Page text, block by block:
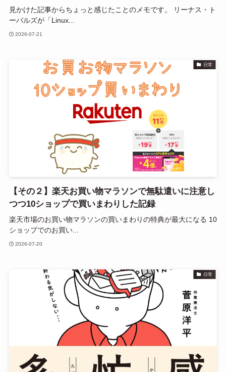
見かけた記事からちょっと感じたことのメモです。 リーナス・ト
ーバルズが「Linux...
2026-07-21
日常
【その２】楽天お買い物マラソンで無駄遣いに注意し
つつ10ショップで買いまわりした記録
楽天市場のお買い物マラソンの買いまわりの特典が最大になる 10
ショップでのお買い...
2026-07-20
日常